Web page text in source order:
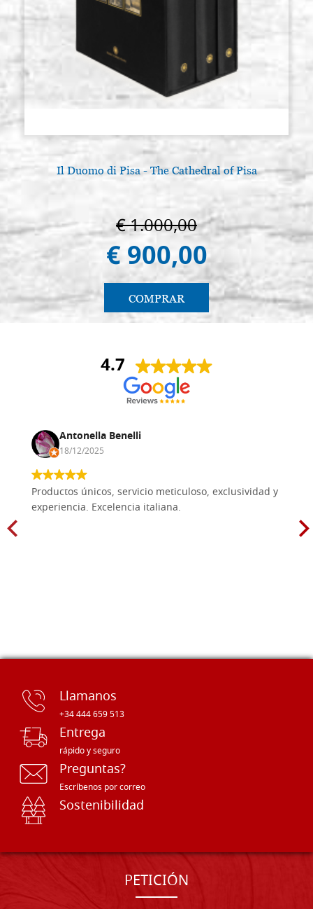
Il Duomo di Pisa - The Cathedral of Pisa
€ 1.000,00
€ 900,00
COMPRAR
4.7
Antonella Benelli
18/12/2025
Productos únicos, servicio meticuloso, exclusividad y
experiencia. Excelencia italiana.
Llamanos
+34 444 659 513
Entrega
rápido y seguro
Preguntas?
Escríbenos por correo
Sostenibilidad
PETICIÓN